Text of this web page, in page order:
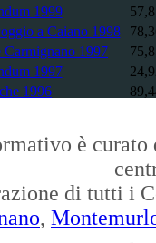
1999
a Caiano 1998
1997
1997
1996
è
di tutti i
,